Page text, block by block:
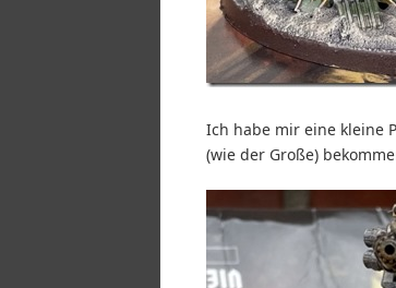
Ich habe mir eine kleine
(wie der Große)